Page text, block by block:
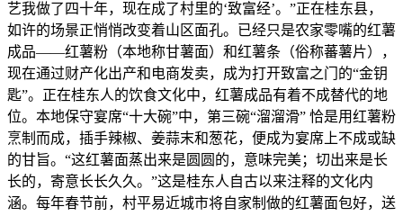
艺我做了四十年，现在成了村里的‘致富经’。”正在桂东县，
如许的场景正悄悄改变着山区面孔。已经只是农家零嘴的红薯
成品——红薯粉（本地称甘薯面）和红薯条（俗称蕃薯片），
现在通过财产化出产和电商发卖，成为打开致富之门的“金钥
匙”。正在桂东人的饮食文化中，红薯成品有着不成替代的地
位。本地保守宴席“十大碗”中，第三碗“溜溜滑” 恰是用红薯粉
烹制而成，插手辣椒、姜蒜末和葱花，便成为宴席上不成或缺
的甘旨。“这红薯面蒸出来是圆圆的，意味完美；切出来是长
长的，寄意长长久久。”这是桂东人自古以来注释的文化内
涵。每年春节前，村平易近城市将自家制做的红薯面包好，送